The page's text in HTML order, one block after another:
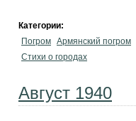
Категории:
Погром Армянский погром
Стихи о городах
Август 1940